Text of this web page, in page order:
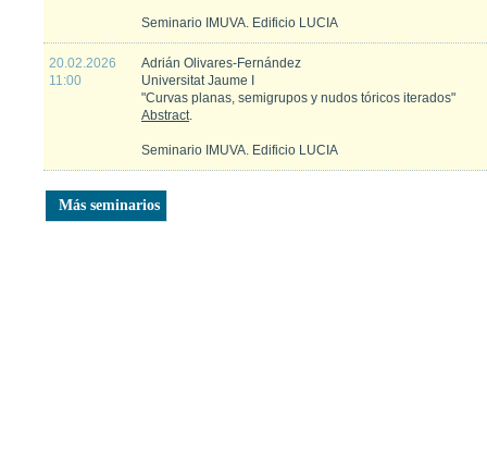
Seminario IMUVA. Edificio LUCIA
20.02.2026
11:00
Adrián Olivares-Fernández
Universitat Jaume I
"Curvas planas, semigrupos y nudos tóricos iterados"
Abstract.
Seminario IMUVA. Edificio LUCIA
Más seminarios